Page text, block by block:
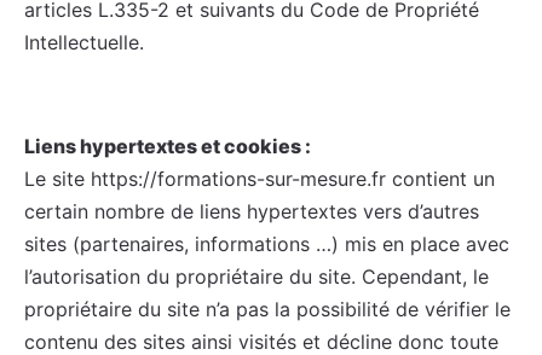
articles L.335-2 et suivants du Code de Propriété
Intellectuelle.
Liens hypertextes et cookies :
Le site https://formations-sur-mesure.fr contient un
certain nombre de liens hypertextes vers d’autres
sites (partenaires, informations …) mis en place avec
l’autorisation du propriétaire du site. Cependant, le
propriétaire du site n’a pas la possibilité de vérifier le
contenu des sites ainsi visités et décline donc toute